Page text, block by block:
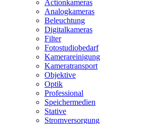
Actionkameras
Analogkameras
Beleuchtung
Digitalkameras
Filter
Fotostudiobedarf
Kamerareinigung
Kameratransport
Objektive
Optik
Professional
Speichermedien
Stative
Stromversorgung